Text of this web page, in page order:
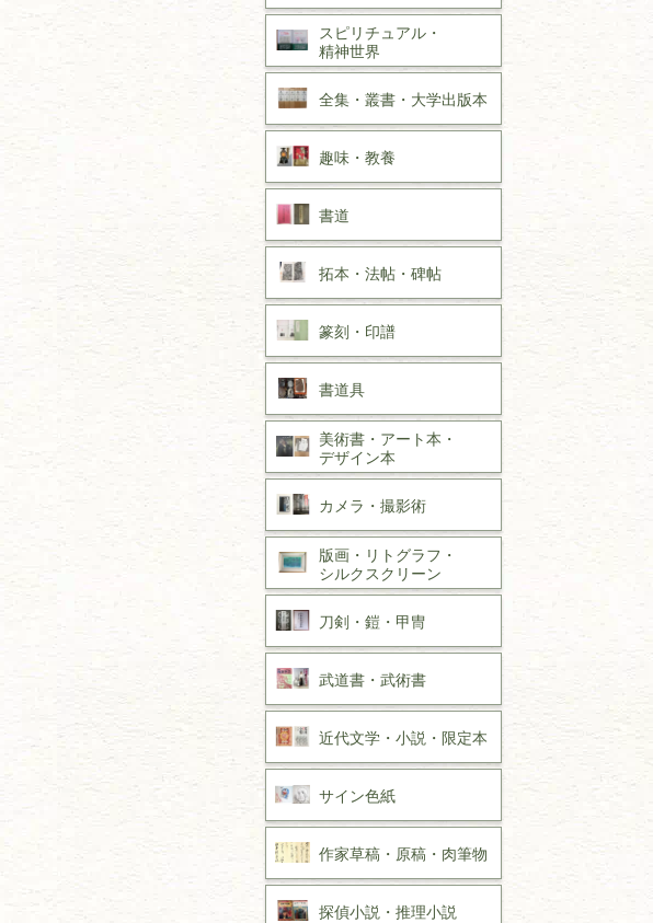
スピリチュアル・
精神世界
全集・ 叢書・ 大学出版本
趣味・ 教養
書道
拓本・法帖・ 碑帖
篆刻・印譜
書道具
美術書・アート本・
デザイン本
カメラ・撮影術
版画・リトグラフ・
シルクスクリーン
刀剣・ 鎧・ 甲冑
武道書・ 武術書
近代文学・ 小説・限定本
サイン色紙
作家草稿・原稿・ 肉筆物
探偵小説・ 推理小説